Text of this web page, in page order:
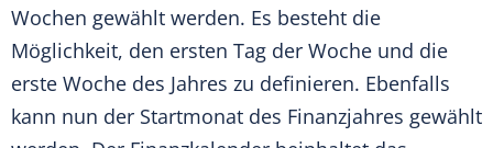
Wochen gewählt werden. Es besteht die
Möglichkeit, den ersten Tag der Woche und die
erste Woche des Jahres zu definieren. Ebenfalls
kann nun der Startmonat des Finanzjahres gewählt